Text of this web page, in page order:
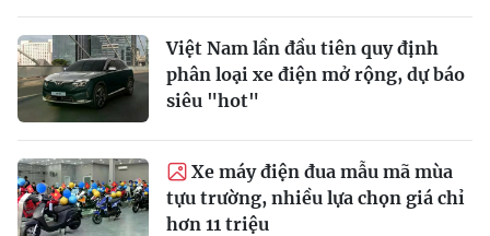
Việt Nam lần đầu tiên quy định
phân loại xe điện mở rộng, dự báo
siêu "hot"
Xe máy điện đua mẫu mã mùa
tựu trường, nhiều lựa chọn giá chỉ
hơn 11 triệu